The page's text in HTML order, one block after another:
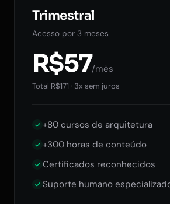
Trimestral
Acesso por 3 meses
R$57/mês
Total R$171 · 3x sem juros
+80 cursos de arquitetura
+300 horas de conteúdo
Certificados reconhecidos
Suporte humano